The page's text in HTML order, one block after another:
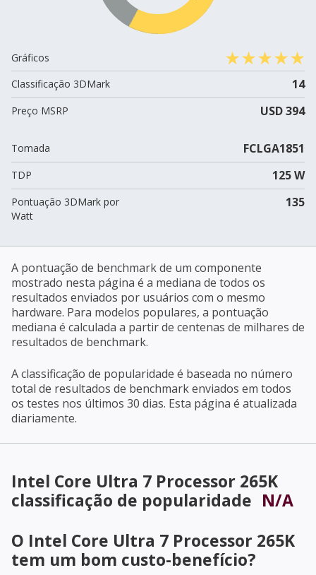
Gráficos
Classificação 3DMark
14
Preço MSRP USD 394
Tomada FCLGA1851
TDP 125 W
Pontuação 3DMark por
Watt
135
A pontuação de benchmark de um componente
mostrado nesta página é a mediana de todos os
resultados enviados por usuários com o mesmo
hardware. Para modelos populares, a pontuação
mediana é calculada a partir de centenas de milhares de
resultados de benchmark.
A classificação de popularidade é baseada no número
total de resultados de benchmark enviados em todos
os testes nos últimos 30 dias. Esta página é atualizada
diariamente.
Intel Core Ultra 7 Processor 265K
classificação de popularidade N/A
O Intel Core Ultra 7 Processor 265K
tem um bom custo-benefício?